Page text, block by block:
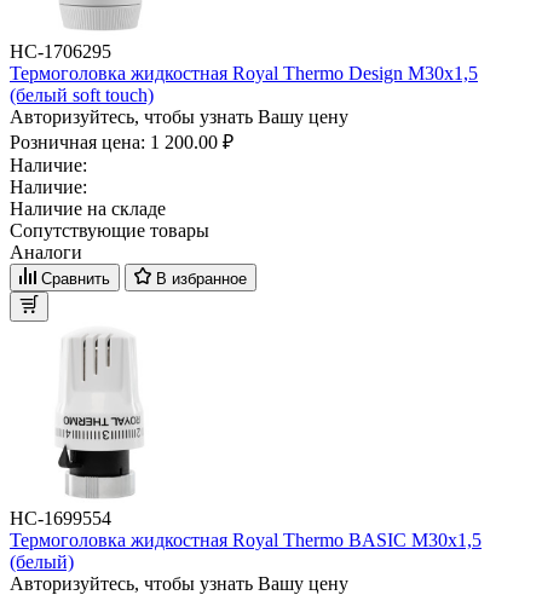
НС-1706295
Термоголовка жидкостная Royal Thermo Design М30х1,5
(белый soft touch)
Авторизуйтесь, чтобы узнать Вашу цену
Розничная цена: 1 200.00 ₽
Наличие:
Наличие:
Наличие на складе
Сопутствующие товары
Аналоги
Сравнить В избранное
НС-1699554
Термоголовка жидкостная Royal Thermo BASIC М30х1,5
(белый)
Авторизуйтесь, чтобы узнать Вашу цену